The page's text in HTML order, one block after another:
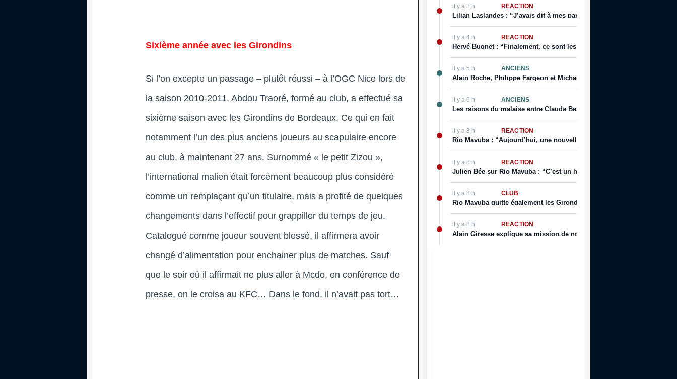
Sixième année avec les Girondins
Si l’on excepte un passage – plutôt réussi – à l’OGC Nice lors de
la saison 2010-2011, Abdou Traoré, formé au club, a effectué sa
sixième saison avec les Girondins de Bordeaux. Ce qui en fait
notamment l’un des plus anciens joueurs au scapulaire encore
au club, à maintenant 27 ans. Surnommé « le petit Zizou »,
l’international malien était forcément beaucoup plus considéré
comme un remplaçant qu’un titulaire, mais a profité de quelques
changements dans l’effectif pour grappiller du temps de jeu.
Catalogué comme joueur souvent blessé, il affirmera avoir
changé d’alimentation pour enchainer plus de matches. Sauf
que le soir où il affirmait ne plus aller à Mcdo, en conférence de
presse, on le croisa au KFC… Dans le fond, il n’avait pas tort…
il y a 3 h RÉACTION
Lilian Laslandes : “J’avais dit à mes parents que j’allais déchirer le
il y a 4 h RÉACTION
Hervé Bugnet : “Finalement, ce sont les salariés, les supporters, les
il y a 5 h ANCIENS
Alain Roche, Philippe Fargeon et Michaël Ciani parlent de leur rapport
il y a 6 h ANCIENS
Les raisons du malaise entre Claude Bez et Alain Giresse
il y a 8 h RÉACTION
Rio Mavuba : “Aujourd’hui, une nouvelle page se tourne […] j’espère
il y a 8 h RÉACTION
Julien Bée sur Rio Mavuba : “C’est un homme qui incarne les valeurs
il y a 8 h CLUB
Rio Mavuba quitte également les Girondins de Bordeaux
il y a 8 h RÉACTION
Alain Giresse explique sa mission de nouveau Directeur Technique du